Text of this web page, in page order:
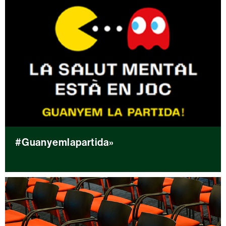
#Guanyemlapartida»
#
G